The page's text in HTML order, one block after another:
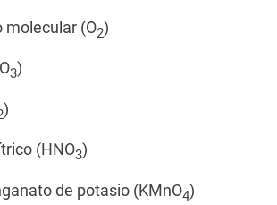
molecular (O2)
3)
)
(HNO3)
de potasio (KMnO4)